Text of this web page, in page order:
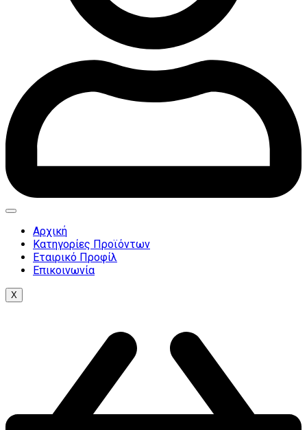
Αρχική
Κατηγορίες Προϊόντων
Εταιρικό Προφίλ
Επικοινωνία
X